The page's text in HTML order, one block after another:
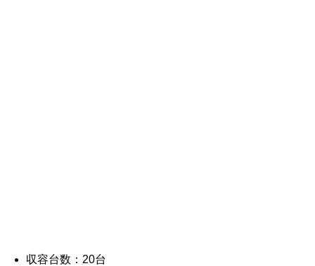
収容台数：20台